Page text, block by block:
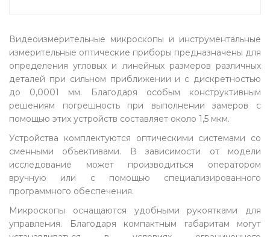
Видеоизмерительные микроскопы и инструментальные
измерительные оптические приборы предназначены для
определения угловых и линейных размеров различных
деталей при сильном приближении и с дискретностью
до 0,0001 мм. Благодаря особым конструктивным
решениям погрешность при выполнении замеров с
помощью этих устройств составляет около 1,5 мкм.
Устройства комплектуются оптическими системами со
сменными объективами. В зависимости от модели
исследование может производиться оператором
вручную или с помощью специализированного
программного обеспечения.
Микроскопы оснащаются удобными рукоятками для
управления. Благодаря компактным габаритам могут